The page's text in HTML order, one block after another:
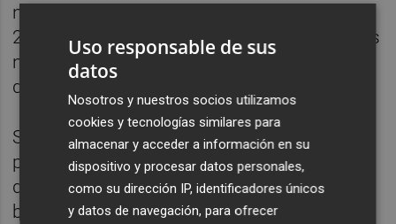
nombramientos futuros más allá de la de
2016 y por ello las actas que sustentaron los
nombramientos "son nulas de pleno
derecho".
Según el grupo municipal de Vox, que hizo
pública la denuncia, en la práctica, la Junta
de Gobierno Local nunca aprobó las nuevas
bolsas de trabajo en 2017 porque no consta
Uso responsable de sus
datos
Nosotros y nuestros socios utilizamos
cookies y tecnologías similares para
almacenar y acceder a información en su
dispositivo y procesar datos personales,
como su dirección IP, identificadores únicos
y datos de navegación, para ofrecer